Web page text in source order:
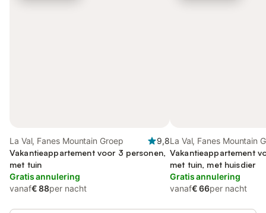
La Val, Fanes Mountain Groep
9,8
Vakantieappartement voor 3 personen,
met tuin
Gratis annulering
vanaf€ 88per nacht
La Val, Fanes Mountain
Vakantieappartement
met tuin, met huisdier
Gratis annulering
vanaf€ 66per nacht